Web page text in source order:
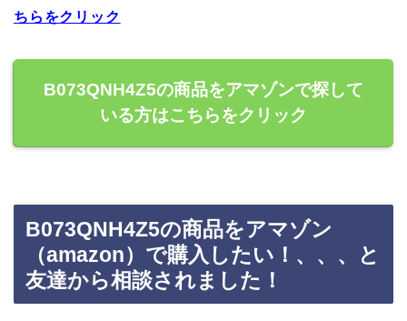
ちらをクリック
B073QNH4Z5の商品をアマゾンで探して
いる方はこちらをクリック
B073QNH4Z5の商品をアマゾン
（amazon）で購入したい！、、、と
友達から相談されました！